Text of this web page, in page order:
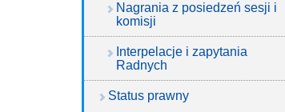
Nagrania z posiedzeń sesji i
komisji
Interpelacje i zapytania
Radnych
Status prawny